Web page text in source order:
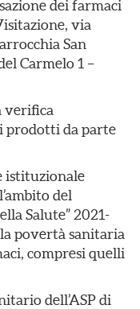
dei farmaci
via
San
Carmelo 1 –
verifica
prodotti da parte
istituzionale
del
Salute” 2021-
povertà sanitaria
compresi quelli
dell’ASP di